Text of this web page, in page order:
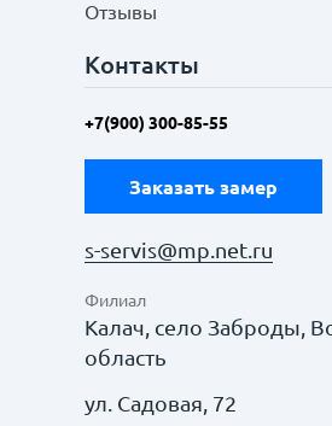
Отзывы
Контакты
+7(900) 300-85-55
Заказать замер
s-servis@mp.net.ru
Филиал
Калач, село Заброды,
область
ул. Садовая, 72